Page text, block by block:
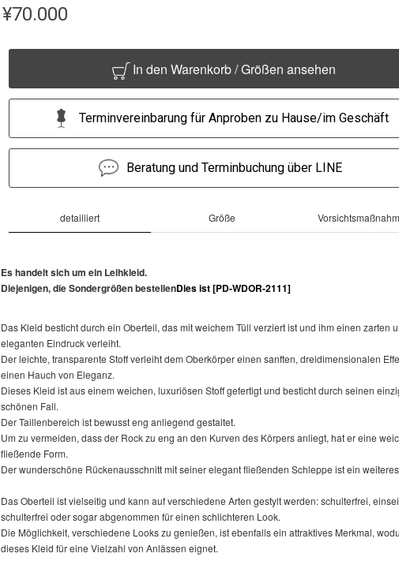
¥70.000
In den Warenkorb / Größen ansehen
Terminvereinbarung für Anproben zu Hause/im Geschäft
Beratung und Terminbuchung über LINE
detailliert Größe
Es handelt sich um ein Leihkleid.
Diejenigen, die Sondergrößen bestellenDies ist [PD-WDOR-2111]
Das Kleid besticht durch ein Oberteil, das mit weichem Tüll verziert ist und ihm einen zarten
eleganten Eindruck verleiht.
Der leichte, transparente Stoff verleiht dem Oberkörper einen sanften, dreidimensionalen
einen Hauch von Eleganz.
Dieses Kleid ist aus einem weichen, luxuriösen Stoff gefertigt und besticht durch seinen
schönen Fall.
Der Taillenbereich ist bewusst eng anliegend gestaltet.
Um zu vermeiden, dass der Rock zu eng an den Kurven des Körpers anliegt, hat er eine
fließende Form.
Der wunderschöne Rückenausschnitt mit seiner elegant fließenden Schleppe ist ein
Das Oberteil ist vielseitig und kann auf verschiedene Arten gestylt werden: schulterfrei,
schulterfrei oder sogar abgenommen für einen schlichteren Look.
Die Möglichkeit, verschiedene Looks zu genießen, ist ebenfalls ein attraktives Merkmal,
dieses Kleid für eine Vielzahl von Anlässen eignet.